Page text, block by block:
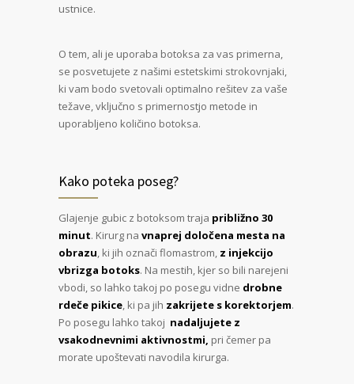
ustnice.
O tem, ali je uporaba botoksa za vas primerna,
se posvetujete z našimi estetskimi strokovnjaki,
ki vam bodo svetovali optimalno rešitev za vaše
težave, vključno s primernostjo metode in
uporabljeno količino botoksa.
Kako poteka poseg?
Glajenje gubic z botoksom traja približno 30
minut. Kirurg na vnaprej določena mesta na
obrazu, ki jih označi flomastrom, z injekcijo
vbrizga botoks. Na mestih, kjer so bili narejeni
vbodi, so lahko takoj po posegu vidne drobne
rdeče pikice, ki pa jih zakrijete s korektorjem.
Po posegu lahko takoj nadaljujete z
vsakodnevnimi aktivnostmi, pri čemer pa
morate upoštevati navodila kirurga.